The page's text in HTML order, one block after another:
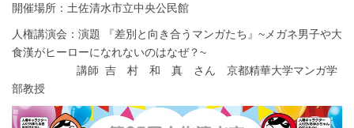
開催場所：土佐清水市立中央公民館
人権講演会：演題 『差別と向き合うマンガたち』~メガネ男子や大
食漢がヒーローになれないのはなぜ？~
講師 吉 村 和 真 さん 京都精華大学マンガ学
部教授